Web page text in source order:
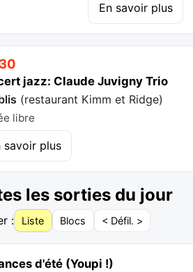
En savoir plus
jazz: Claude Juvigny Trio
(restaurant Kimm et Ridge)
libre
savoir plus
les sorties du jour
: Liste Blocs < Défil. >
d'été (Youpi !)